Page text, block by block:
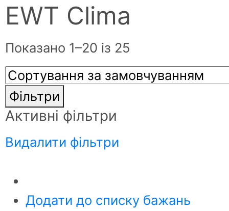
EWT Clima
Показано 1–20 із 25
Фільтри
Активні фільтри
Видалити фільтри
Додати до списку бажань